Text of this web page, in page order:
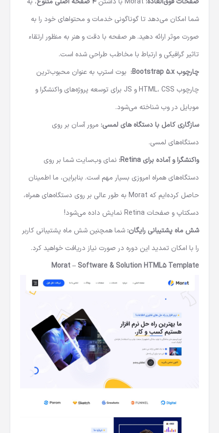
شما امکان می‌دهد تا گوناگونی خدمات و محتواهای خود را به
صورت موثر ارائه دهید. هر صفحه با دقت و هنر به منظور ارتقاء
تاثیر گرافیکی و ارتباط با مخاطب طراحی شده است.
چارچوب Bootstrap 5.x:
بوت استرپ به عنوان محبوب‌ترین
چارچوب HTML، CSS و JS برای توسعه پروژه‌های واکنشگرا و
موبایل در وب شناخته می‌شود.
سازگاری کامل با دستگاه های لمسی: مرور آسان بر روی
دستگاه‌های لمسی.
واکنشگرا و آماده برای Retina:
نمای وب‌سایت شما بر روی
دستگاه‌های همراه امروزی بسیار مهم است. بنابراین، ما اطمینان
حاصل کرده‌ایم که Morat به طور عالی بر روی دستگاه‌های همراه،
دسکتاپ و صفحات Retina نمایش داده می‌شود!
شش ماه پشتیبانی رایگان: شما همچنین شش ماه پشتیبانی کاربر
را با امکان تمدید این دوره در صورت نیاز دریافت خواهید کرد.
Morat – Software & Solution HTML5 Template